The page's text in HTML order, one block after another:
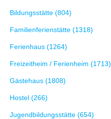
Bildungsstätte (804)
Familienferienstätte (1318)
Ferienhaus (1264)
Freizeitheim / Ferienheim (1713)
Gästehaus (1808)
Hostel (266)
Jugendbildungsstätte (654)